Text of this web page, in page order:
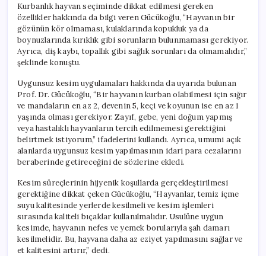
Kurbanlık hayvan seçiminde dikkat edilmesi gereken
özellikler hakkında da bilgi veren Gücükoğlu, “Hayvanın bir
gözünün kör olmaması, kulaklarında kopukluk ya da
boynuzlarında kırıklık gibi sorunların bulunmaması gerekiyor.
Ayrıca, diş kaybı, topallık gibi sağlık sorunları da olmamalıdır,”
şeklinde konuştu.
Uygunsuz kesim uygulamaları hakkında da uyarıda bulunan
Prof. Dr. Gücükoğlu, “Bir hayvanın kurban olabilmesi için sığır
ve mandaların en az 2, devenin 5, keçi ve koyunun ise en az 1
yaşında olması gerekiyor. Zayıf, gebe, yeni doğum yapmış
veya hastalıklı hayvanların tercih edilmemesi gerektiğini
belirtmek istiyorum,” ifadelerini kullandı. Ayrıca, umumi açık
alanlarda uygunsuz kesim yapılmasının idari para cezalarını
beraberinde getireceğini de sözlerine ekledi.
Kesim süreçlerinin hijyenik koşullarda gerçekleştirilmesi
gerektiğine dikkat çeken Gücükoğlu, “Hayvanlar, temiz içme
suyu kalitesinde yerlerde kesilmeli ve kesim işlemleri
sırasında kaliteli bıçaklar kullanılmalıdır. Usulüne uygun
kesimde, hayvanın nefes ve yemek borularıyla şah damarı
kesilmelidir. Bu, hayvana daha az eziyet yapılmasını sağlar ve
et kalitesini artırır,” dedi.